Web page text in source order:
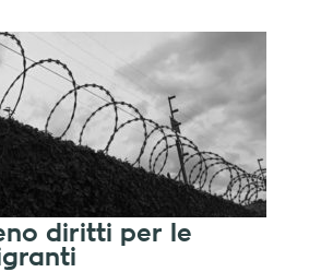
diritti per le